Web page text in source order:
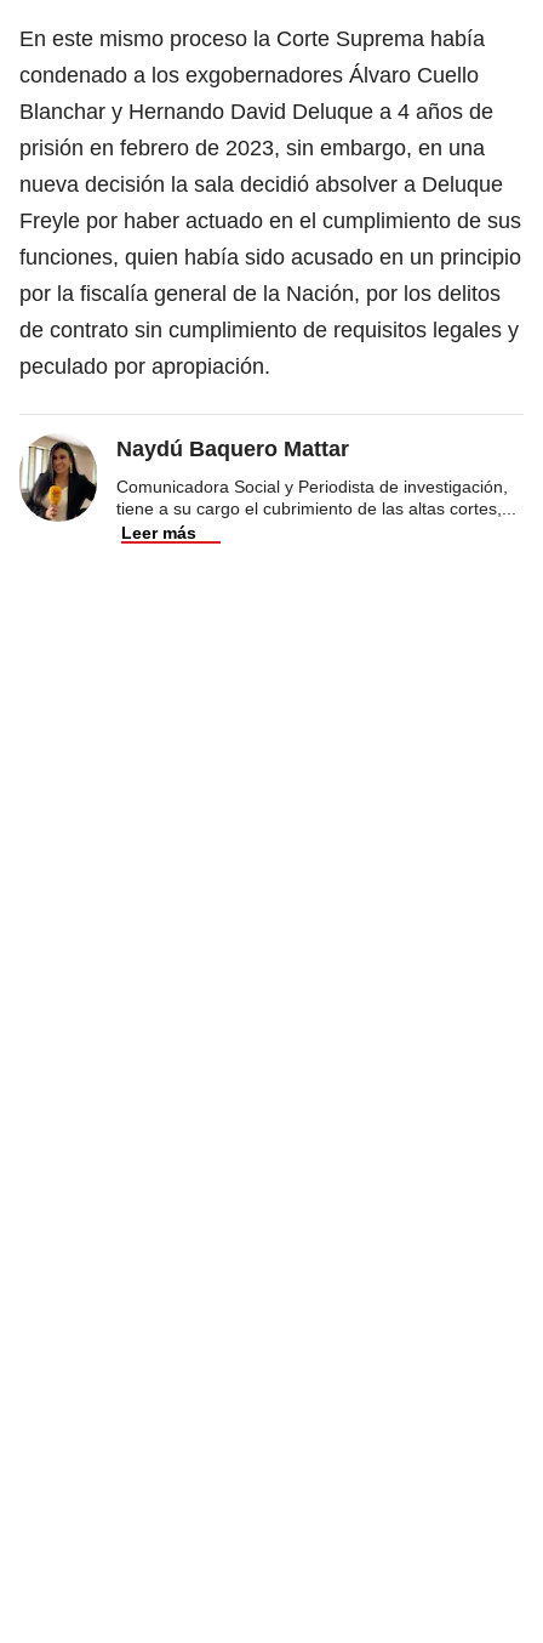
En este mismo proceso la Corte Suprema había
condenado a los exgobernadores Álvaro Cuello
Blanchar y Hernando David Deluque a 4 años de
prisión en febrero de 2023, sin embargo, en una
nueva decisión la sala decidió absolver a Deluque
Freyle por haber actuado en el cumplimiento de sus
funciones, quien había sido acusado en un principio
por la fiscalía general de la Nación, por los delitos
de contrato sin cumplimiento de requisitos legales y
peculado por apropiación.
Naydú Baquero Mattar
Comunicadora Social y Periodista de investigación,
tiene a su cargo el cubrimiento de las altas cortes,
Leer más